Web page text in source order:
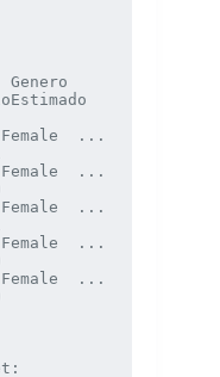
...
...
...
...
...